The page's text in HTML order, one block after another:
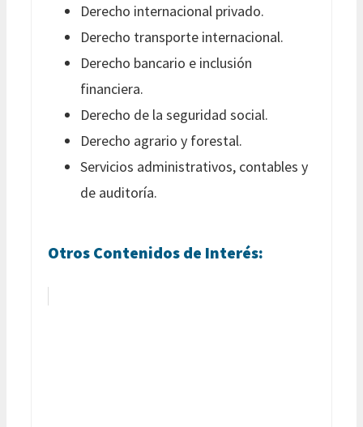
Derecho internacional privado.
Derecho transporte internacional.
Derecho bancario e inclusión
financiera.
Derecho de la seguridad social.
Derecho agrario y forestal.
Servicios administrativos, contables y
de auditoría.
Otros Contenidos de Interés: